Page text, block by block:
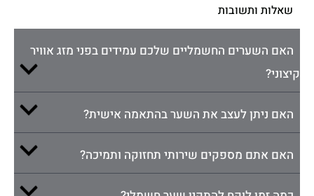
שאלות ותשובות
האם השערים החשמליים שלכם עמידים בפני מזג אוויר
קיצוני?
האם ניתן לעצב את השער בהתאמה אישית?
האם אתם מספקים שירותי תחזוקה ותמיכה?